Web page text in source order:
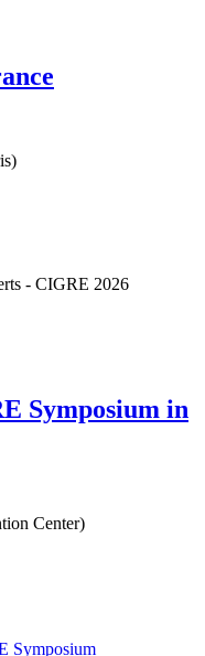
- CIGRE 2026
Symposium in
Center)
Symposium